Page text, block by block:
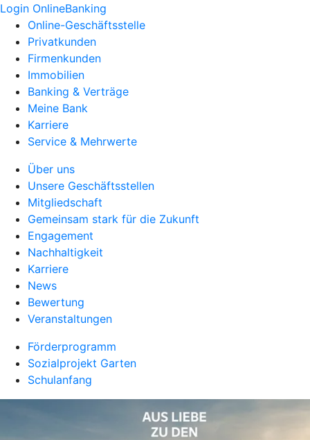
Login OnlineBanking
Online-Geschäftsstelle
Privatkunden
Firmenkunden
Immobilien
Banking & Verträge
Meine Bank
Karriere
Service & Mehrwerte
Über uns
Unsere Geschäftsstellen
Mitgliedschaft
Gemeinsam stark für die Zukunft
Engagement
Nachhaltigkeit
Karriere
News
Bewertung
Veranstaltungen
Förderprogramm
Sozialprojekt Garten
Schulanfang